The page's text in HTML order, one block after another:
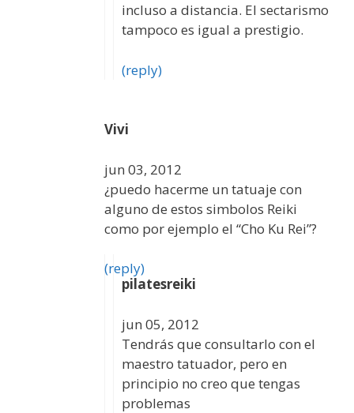
incluso a distancia. El sectarismo
tampoco es igual a prestigio.
(reply)
Vivi
jun 03, 2012
¿puedo hacerme un tatuaje con
alguno de estos simbolos Reiki
como por ejemplo el “Cho Ku Rei”?
(reply)
pilatesreiki
jun 05, 2012
Tendrás que consultarlo con el
maestro tatuador, pero en
principio no creo que tengas
problemas